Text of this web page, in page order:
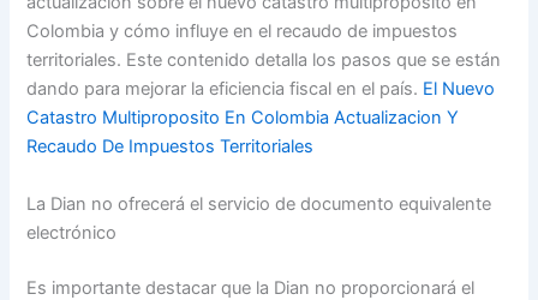
Colombia y cómo influye en el recaudo de impuestos
territoriales. Este contenido detalla los pasos que se están
dando para mejorar la eficiencia fiscal en el país. El Nuevo
Catastro Multiproposito En Colombia Actualizacion Y
Recaudo De Impuestos Territoriales
La Dian no ofrecerá el servicio de documento equivalente
electrónico
Es importante destacar que la Dian no proporcionará el